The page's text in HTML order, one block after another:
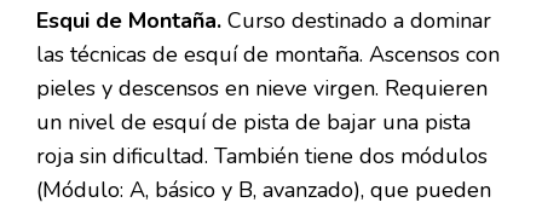
Esqui de Montaña. Curso destinado a dominar
las técnicas de esquí de montaña. Ascensos con
pieles y descensos en nieve virgen. Requieren
un nivel de esquí de pista de bajar una pista
roja sin dificultad. También tiene dos módulos
(Módulo: A, básico y B, avanzado), que pueden